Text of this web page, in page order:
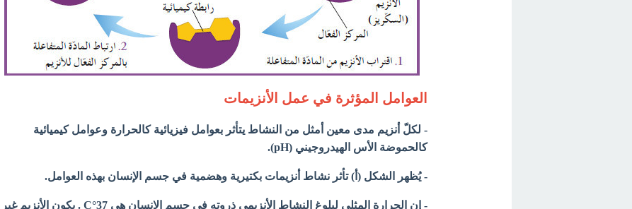
العوامل المؤثرة في عمل الأنزيمات
- لكلّ أنزيم مدى معين أمثل من النشاط يتأثر بعوامل فيزيائية كالحرارة وعوامل كيميائية
كالحموضة الأس الهيدروجيني (pH).
- يُظهر الشكل (أ) تأثر نشاط أنزيمات بكتيرية وهضمية في جسم الإنسان بهذه العوامل.
- إن الحرارة المثلى لبلوغ النشاط الأنزيمي ذروته في جسم الإنسان هي 37°C . يكون الأنزيم غير